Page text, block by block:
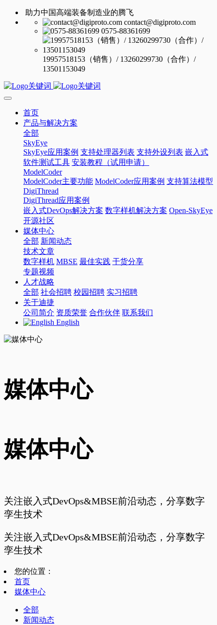
助力中国高端装备制造业的腾飞
contact@digiproto.com
0575-88361699
19957518153（销售）/ 13260299730（合作）/
13501153049
首页
产品与解决方案
全部
SkyEye
SkyEye应用案例 支持处理器列表 支持外设列表 嵌入式
软件测试工具 安装教程（试用申请）
ModelCoder
ModelCoder主要功能 ModelCoder应用案例 支持算法模型
DigiThread
DigiThread应用案例
嵌入式DevOps解决方案 数字样机解决方案 Open-SkyEye
开源社区
媒体中心
全部 新闻动态
技术文章
数字样机 MBSE 最佳实践 干货分享
专题视频
人才战略
全部 社会招聘 校园招聘 实习招聘
关于迪捷
公司简介 资质荣誉 合作伙伴 联系我们
English
媒体中心
媒体中心
关注嵌入式DevOps&MBSE前沿动态，分享数字
孪生技术
关注嵌入式DevOps&MBSE前沿动态，分享数字
孪生技术
您的位置：
首页
媒体中心
全部
新闻动态